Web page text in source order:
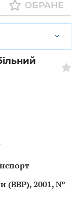
ОБРАНЕ
(ВВР), 2001, №